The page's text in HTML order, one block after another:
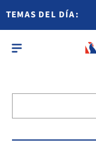
TEMAS DEL DÍA: